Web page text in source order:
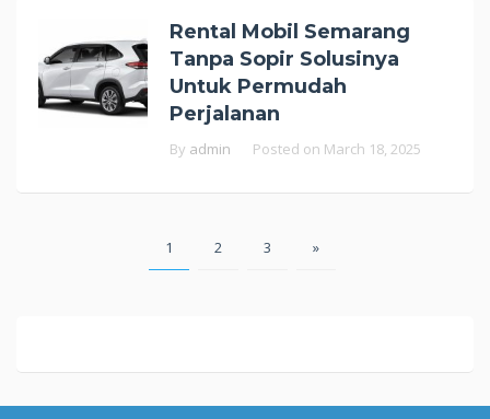
Rental Mobil Semarang
Tanpa Sopir Solusinya
Untuk Permudah
Perjalanan
By admin Posted on March 18, 2025
1 2 3 »